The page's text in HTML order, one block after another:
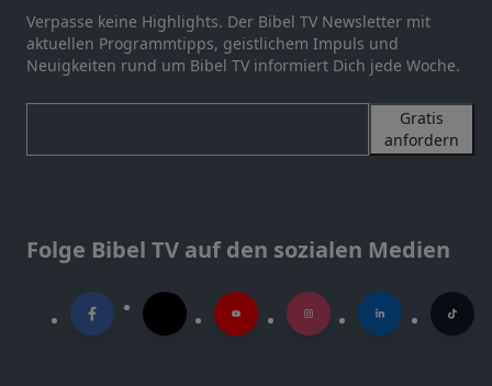
Verpasse keine Highlights. Der Bibel TV Newsletter mit
aktuellen Programmtipps, geistlichem Impuls und
Neuigkeiten rund um Bibel TV informiert Dich jede Woche.
Gratis
anfordern
Folge Bibel TV auf den sozialen Medien